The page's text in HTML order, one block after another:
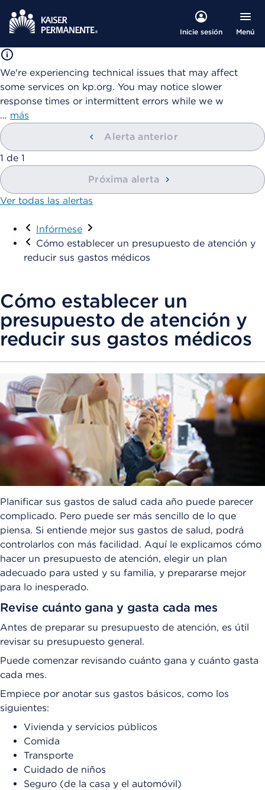
Inicie sesión Menú
We're experiencing technical issues that may affect
some services on kp.org. You may notice slower
response times or intermittent errors while we w
… más
Alerta anterior
mostrando
1 de 1
Próxima alerta
Ver todas las alertas
Visitar
Infórmese
Cómo establecer un presupuesto de atención y
reducir sus gastos médicos
Cómo establecer un
presupuesto de atención y
reducir sus gastos médicos
Planificar sus gastos de salud cada año puede parecer
complicado. Pero puede ser más sencillo de lo que
piensa. Si entiende mejor sus gastos de salud, podrá
controlarlos con más facilidad. Aquí le explicamos cómo
hacer un presupuesto de atención, elegir un plan
adecuado para usted y su familia, y prepararse mejor
para lo inesperado.
Revise cuánto gana y gasta cada mes
Antes de preparar su presupuesto de atención, es útil
revisar su presupuesto general.
Puede comenzar revisando cuánto gana y cuánto gasta
cada mes.
Empiece por anotar sus gastos básicos, como los
siguientes:
Vivienda y servicios públicos
Comida
Transporte
Cuidado de niños
Seguro (de la casa y el automóvil)